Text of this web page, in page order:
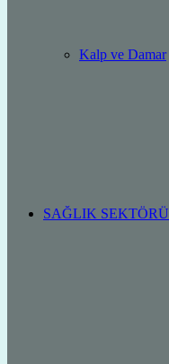
Kalp ve Damar
SAĞLIK SEKTÖRÜ